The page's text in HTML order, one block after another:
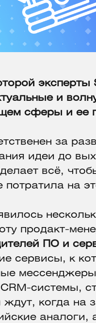
эксперты
и
сферы и ее
за
идеи до
всё,
на
продакт-
ПО и
сервисы, к
системы,
когда на
аналоги,